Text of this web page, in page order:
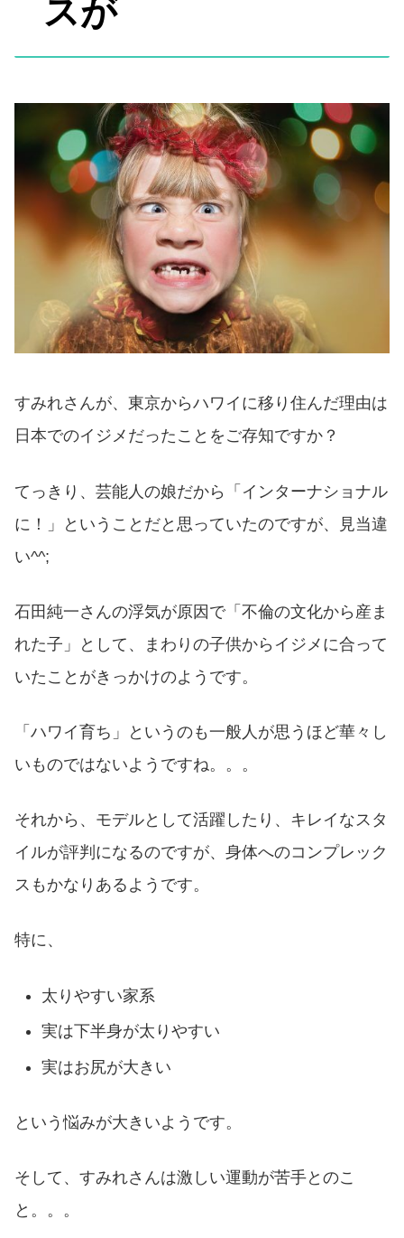
スが
すみれさんが、東京からハワイに移り住んだ理由は
日本でのイジメだったことをご存知ですか？
てっきり、芸能人の娘だから「インターナショナル
に！」ということだと思っていたのですが、見当違
い^^;
石田純一さんの浮気が原因で「不倫の文化から産ま
れた子」として、まわりの子供からイジメに合って
いたことがきっかけのようです。
「ハワイ育ち」というのも一般人が思うほど華々し
いものではないようですね。。。
それから、モデルとして活躍したり、キレイなスタ
イルが評判になるのですが、身体へのコンプレック
スもかなりあるようです。
特に、
太りやすい家系
実は下半身が太りやすい
実はお尻が大きい
という悩みが大きいようです。
そして、すみれさんは激しい運動が苦手とのこ
と。。。